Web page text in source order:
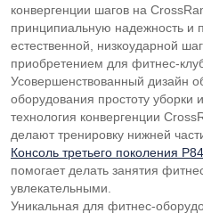
конвергенции шагов на
принципиальную надежность и
естественной, низкоударной
приобретением для фитнес-
Усовершенствованный дизайн
оборудования простоту уборки
технология конвергенции
делают тренировку нижней
Консоль третьего поколения P84
помогает делать занятия
увлекательными.
Уникальная для фитнес-